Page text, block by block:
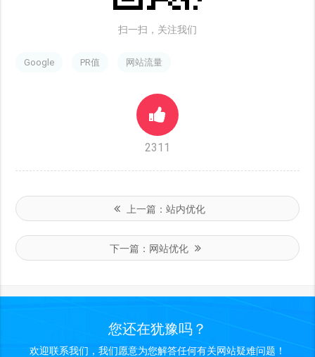
扫一扫，关注我们
Google PR值 网站流量
2311
上一篇： 站内优化
下一篇： 网站优化
您还在犹豫吗？
欢迎联系我们，我们愿意为您解答任何有关网站疑难问题！